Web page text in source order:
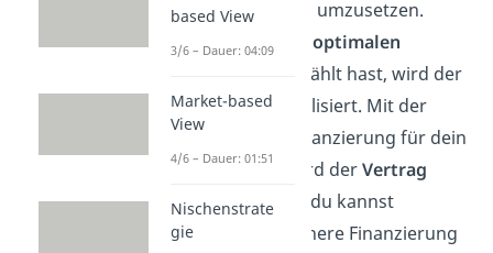
seinen Wünschen umzusetzen.
Nachdem du den optimalen
ausgewählt hast, wird der
Businessplan finalisiert. Mit der
Sicherung der Finanzierung für dein
Unternehmen wird derVertrag
geschlossen und du kannst
loslegen. Eine sichere Finanzierung
based View
3/6 – Dauer: 04:09
Market-based
View
4/6 – Dauer: 01:51
Nischenstrate
gie